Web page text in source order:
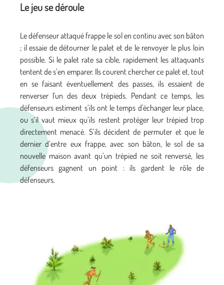
Le jeu se déroule
Le défenseur attaqué frappe le sol en continu avec son bâton
; il essaie de détourner le palet et de le renvoyer le plus loin
possible. Si le palet rate sa cible, rapidement les attaquants
tentent de s’en emparer. Ils courent chercher ce palet et, tout
en se faisant éventuellement des passes, ils essaient de
renverser l'un des deux trépieds. Pendant ce temps, les
défenseurs estiment s’ils ont le temps d'échanger leur place,
ou s’il vaut mieux qu’ils restent protéger leur trépied trop
directement menacé. S’ils décident de permuter et que le
dernier d’entre eux frappe, avec son bâton, le sol de sa
nouvelle maison avant qu’un trépied ne soit renversé, les
défenseurs gagnent un point : ils gardent le rôle de
défenseurs.